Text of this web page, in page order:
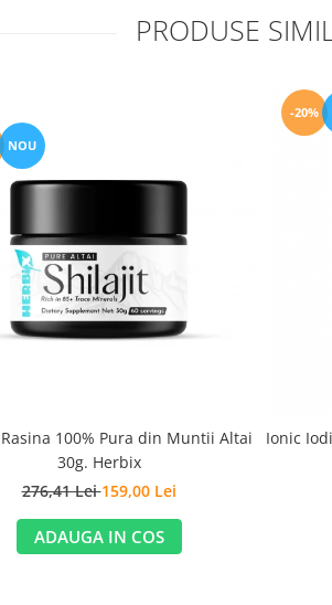
PRODUSE
NOU
100% Pura din Muntii Altai
30g. Herbix
276,41 Lei159,00 Lei
ADAUGA IN COS
-20%
Ionic